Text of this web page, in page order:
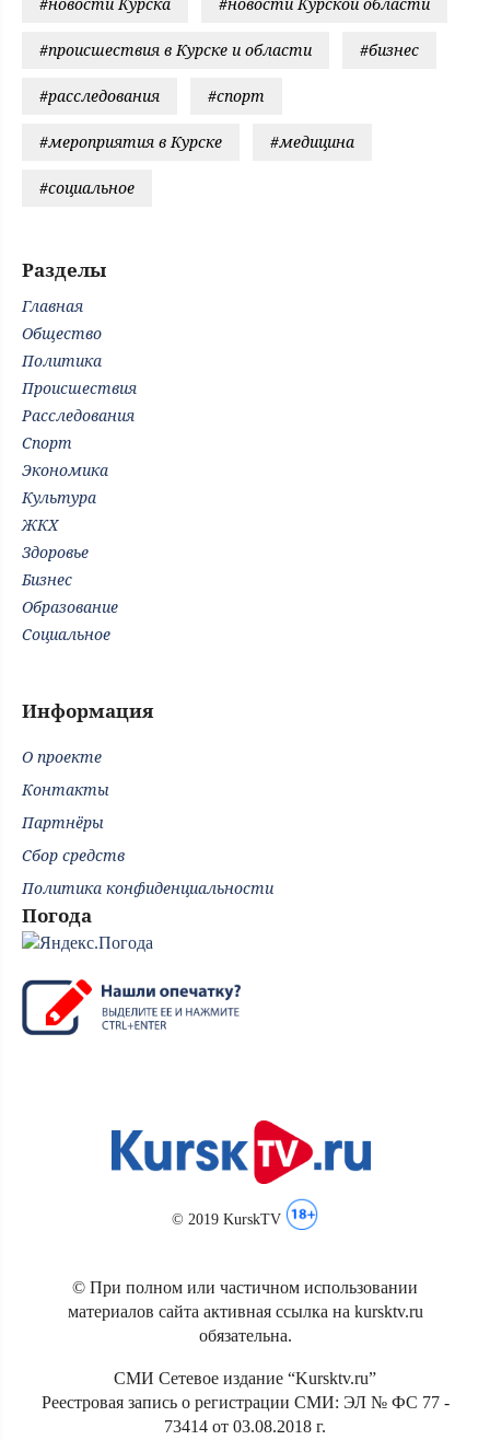
#новости Курска #новости Курской области
#происшествия в Курске и области #бизнес
#расследования #спорт
#мероприятия в Курске #медицина
#социальное
Разделы
Главная
Общество
Политика
Происшествия
Расследования
Спорт
Экономика
Культура
ЖКХ
Здоровье
Бизнес
Образование
Социальное
Информация
О проекте
Контакты
Партнёры
Сбор средств
Политика конфиденциальности
Погода
© 2019 KurskTV
© При полном или частичном использовании
материалов сайта активная ссылка на kursktv.ru
обязательна.
СМИ Сетевое издание “Kursktv.ru”
Реестровая запись о регистрации СМИ: ЭЛ № ФС 77 -
73414 от 03.08.2018 г.